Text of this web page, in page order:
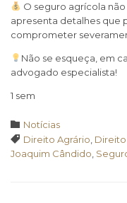
O seguro agrícola
apresenta detalhes que
comprometer
Não se esqueça, em
advogado especialista!
1 sem
 Category
Notícias
 Tags
Direito Agrário
Joaquim Cândido